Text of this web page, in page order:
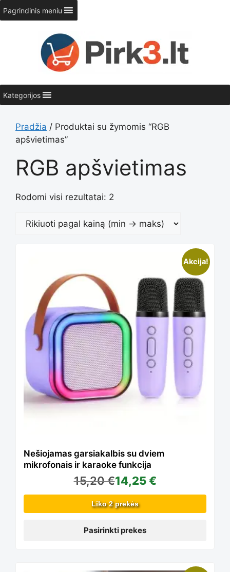
Pereiti
prie
turinio
Pagrindinis meniu
Kategorijos
Pradžia / Produktai su žymomis “RGB
apšvietimas”
RGB apšvietimas
Rodomi visi rezultatai: 2
kainą:
nuo
mažos
iki
Akcija!
Nešiojamas garsiakalbis su dviem
mikrofonais ir karaoke funkcija
15,20€14,25€
Liko 2 prekės
Pasirinkti prekes
This
product
has
multiple
variants.
The
options